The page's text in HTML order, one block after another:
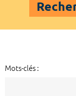
Mots-clés :